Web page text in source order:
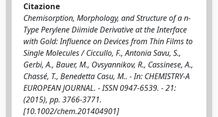
Citazione
Chemisorption, Morphology, and Structure of a n-
Type Perylene Diimide Derivative at the Interface
with Gold: Influence on Devices from Thin Films to
Single Molecules / Ciccullo, F., Antonia Savu, S.,
Gerbi, A., Bauer, M., Ovsyannikov, R., Cassinese, A.,
Chassé, T., Benedetta Casu, M.. - In: CHEMISTRY-A
EUROPEAN JOURNAL. - ISSN 0947-6539. - 21:
(2015), pp. 3766-3771.
[10.1002/chem.201404901]